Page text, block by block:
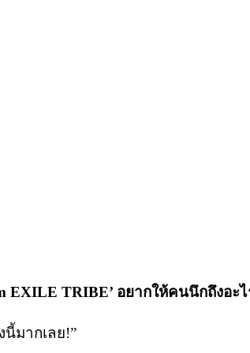
EXILE TRIBE’ อยากให้คนนึกถึงอะไ
นี้มากเลย!”